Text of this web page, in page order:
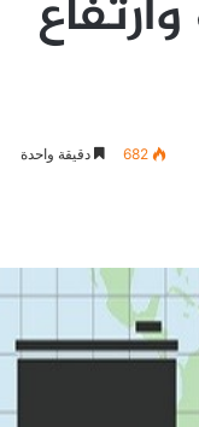
682 دقيقة واحدة